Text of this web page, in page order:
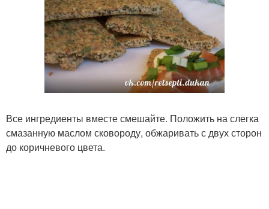
Все ингредиенты вместе смешайте. Положить на слегка
смазанную маслом сковороду, обжаривать с двух сторон
до коричневого цвета.